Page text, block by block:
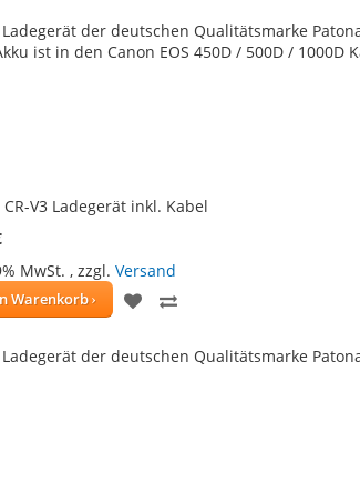
HINZUFÜGEN
HINZUFÜGEN
Ladegerät der deutschen Qualitätsmarke
ist in den Canon EOS 450D / 500D / 1000D
CR-V3 Ladegerät inkl. Kabel
MwSt. , zzgl. Versand
Warenkorb
ZUR
HINZUFÜGEN
HINZUFÜGEN
Ladegerät der deutschen Qualitätsmarke